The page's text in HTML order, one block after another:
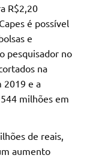
R$2,20
é possível
e
pesquisador no
na
2019 e a
milhões em
de reais,
aumento